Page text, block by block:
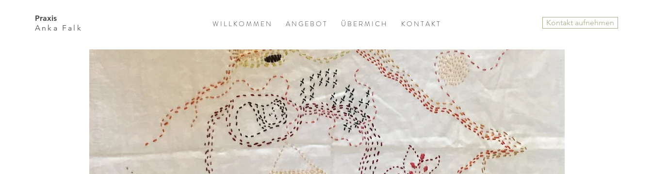
Praxis
Anka Falk
Kontakt aufnehmen
W I L L K O M M E N A N G E B O T Ü B E R M I C H K O N T A K T